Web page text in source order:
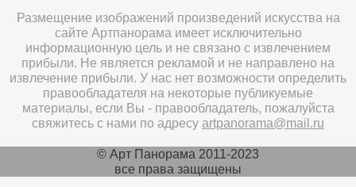
Размещение изображений произведений искусства на
сайте Артпанорама имеет исключительно
информационную цель и не связано с извлечением
прибыли. Не является рекламой и не направлено на
извлечение прибыли. У нас нет возможности определить
правообладателя на некоторые публикуемые
материалы, если Вы - правообладатель, пожалуйста
свяжитесь с нами по адресу artpanorama@mail.ru
© Арт Панорама 2011-2023
все права защищены